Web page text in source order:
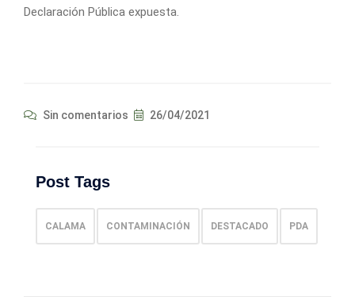
Declaración Pública expuesta.
Sin comentarios 26/04/2021
Post Tags
CALAMA CONTAMINACIÓN DESTACADO PDA